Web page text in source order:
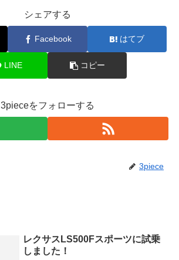
シェアする
Facebook はてブ
LINE コピー
3pieceをフォローする
3piece
レクサスLS500Fスポーツに試乗
しました！